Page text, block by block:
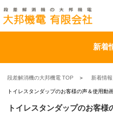
新着
段差解消機の大邦機電 TOP 新着情報
トイレスタンダップのお客様の声＆使用動
トイレスタンダップのお客